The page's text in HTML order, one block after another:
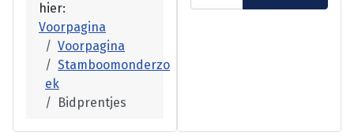
hier:
Voorpagina
Voorpagina
Stamboomonderzo
ek
Bidprentjes